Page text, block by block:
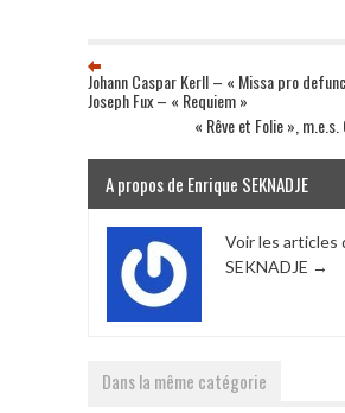
Johann Caspar Kerll – « Missa pro
Joseph Fux – « Requiem »
« Rêve et Folie », m.e.s.
A propos de Enrique SEKNADJE
Voir les articles
SEKNADJE →
Dans la même catégorie